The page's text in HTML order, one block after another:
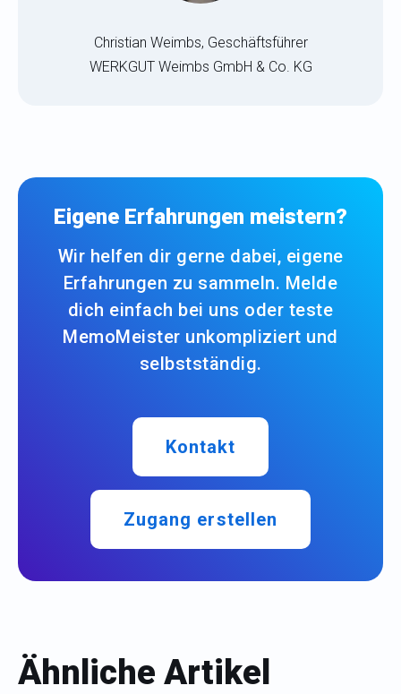
Christian Weimbs, Geschäftsführer
WERKGUT Weimbs GmbH & Co. KG
Eigene Erfahrungen meistern?
Wir helfen dir gerne dabei, eigene
Erfahrungen zu sammeln. Melde
dich einfach bei uns oder teste
MemoMeister unkompliziert und
selbstständig.
Kontakt
Zugang erstellen
Ähnliche Artikel